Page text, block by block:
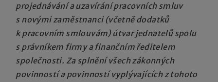
projednávání a uzavírání pracovních smluv
s novými zaměstnanci (včetně dodatků
k pracovním smlouvám) útvar jednatelů spolu
s právníkem firmy a finančním ředitelem
společnosti. Za splnění všech zákonných
povinností a povinností vyplývajících z tohoto